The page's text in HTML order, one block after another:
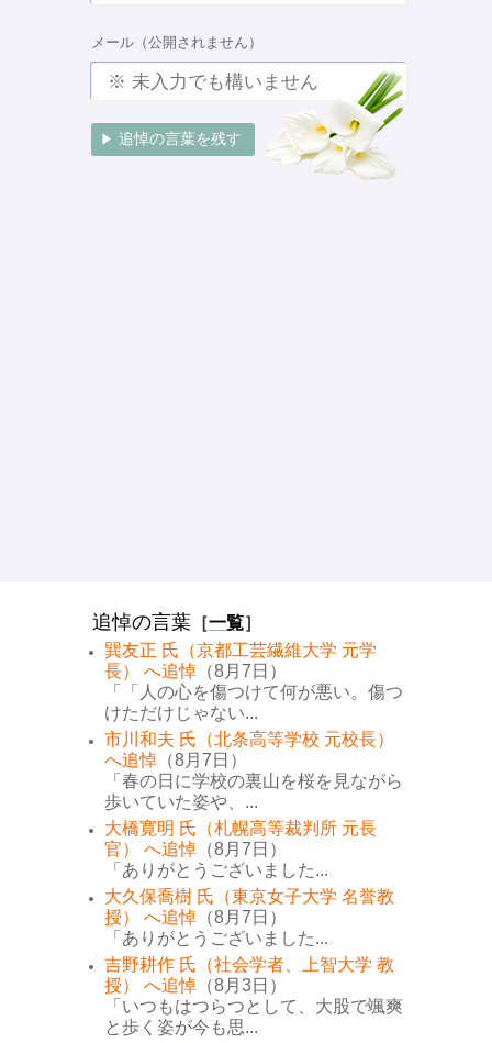
メール（公開されません）
追悼の言葉 ［一覧］
巽友正 氏（京都工芸繊維大学 元学
長） へ追悼 （8月7日）
「「人の心を傷つけて何が悪い。傷つ
けただけじゃない...
市川和夫 氏（北条高等学校 元校長）
へ追悼 （8月7日）
「春の日に学校の裏山を桜を見ながら
歩いていた姿や、...
大橋寛明 氏（札幌高等裁判所 元長
官） へ追悼 （8月7日）
「ありがとうございました...
大久保喬樹 氏（東京女子大学 名誉教
授） へ追悼 （8月7日）
「ありがとうございました...
吉野耕作 氏（社会学者、上智大学 教
授） へ追悼 （8月3日）
「いつもはつらつとして、大股で颯爽
と歩く姿が今も思...